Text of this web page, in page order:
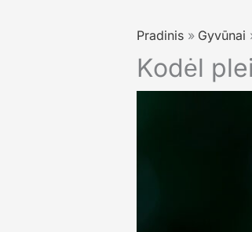
Pradinis Gyvūnai
Kodėl